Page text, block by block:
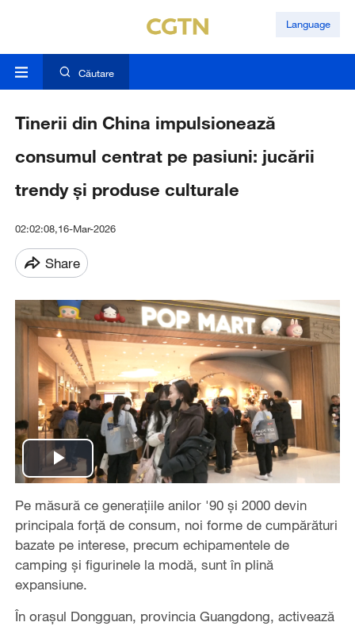
Language
Căutare
Tinerii din China impulsionează
consumul centrat pe pasiuni: jucării
trendy și produse culturale
02:02:08,16-Mar-2026
Share
Play
Video
Pe măsură ce generațiile anilor '90 și 2000 devin
principala forță de consum, noi forme de cumpărături
bazate pe interese, precum echipamentele de
camping și figurinele la modă, sunt în plină
expansiune.
În orașul Dongguan, provincia Guangdong, activează